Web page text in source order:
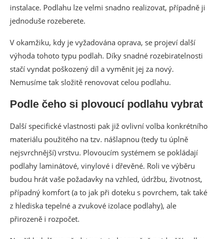
instalace. Podlahu lze velmi snadno realizovat, případně ji
jednoduše rozeberete.
V okamžiku, kdy je vyžadována oprava, se projeví další
výhoda tohoto typu podlah. Díky snadné rozebiratelnosti
stačí vyndat poškozený díl a vyměnit jej za nový.
Nemusíme tak složitě renovovat celou podlahu.
Podle čeho si plovoucí podlahu vybrat
Další specifické vlastnosti pak již ovlivní volba konkrétního
materiálu použitého na tzv. nášlapnou (tedy tu úplně
nejsvrchnější) vrstvu. Plovoucím systémem se pokládají
podlahy laminátové, vinylové i dřevěné. Roli ve výběru
budou hrát vaše požadavky na vzhled, údržbu, životnost,
případný komfort (a to jak při doteku s povrchem, tak také
z hlediska tepelné a zvukové izolace podlahy), ale
přirozeně i rozpočet.